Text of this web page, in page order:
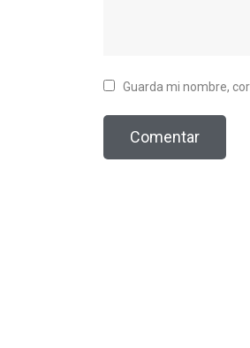
Guarda mi nombre,